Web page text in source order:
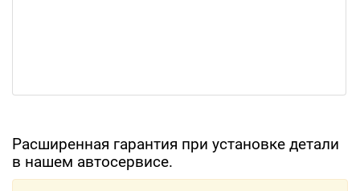
Расширенная гарантия при установке детали
в нашем автосервисе.